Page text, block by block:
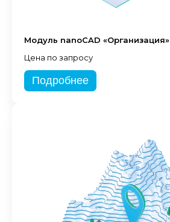
Модуль nanoCAD «Организация»
Цена по запросу
Подробнее